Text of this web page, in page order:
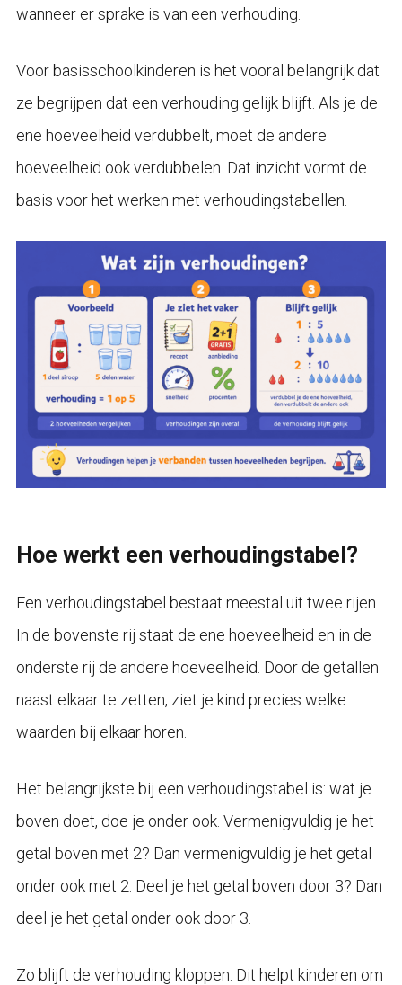
wanneer er sprake is van een verhouding.
Voor basisschoolkinderen is het vooral belangrijk dat
ze begrijpen dat een verhouding gelijk blijft. Als je de
ene hoeveelheid verdubbelt, moet de andere
hoeveelheid ook verdubbelen. Dat inzicht vormt de
basis voor het werken met verhoudingstabellen.
Hoe werkt een verhoudingstabel?
Een verhoudingstabel bestaat meestal uit twee rijen.
In de bovenste rij staat de ene hoeveelheid en in de
onderste rij de andere hoeveelheid. Door de getallen
naast elkaar te zetten, ziet je kind precies welke
waarden bij elkaar horen.
Het belangrijkste bij een verhoudingstabel is: wat je
boven doet, doe je onder ook. Vermenigvuldig je het
getal boven met 2? Dan vermenigvuldig je het getal
onder ook met 2. Deel je het getal boven door 3? Dan
deel je het getal onder ook door 3.
Zo blijft de verhouding kloppen. Dit helpt kinderen om